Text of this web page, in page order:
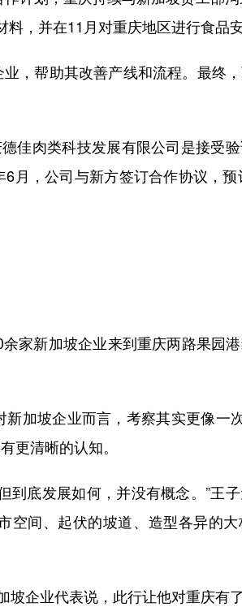
，并在11月对重庆地区进行食品安
帮助其改善产线和流程。最终，
肉类科技发展有限公司是接受
月，公司与新方签订合作协议，
新加坡企业来到重庆两路果园
加坡企业而言，考察其实更像一
更清晰的认知。
底发展如何，并没有概念。”王
间、起伏的坡道、造型各异的
企业代表说，此行让他对重庆有了